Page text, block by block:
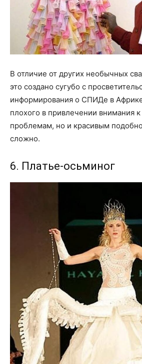
В отличие от других необычных
это создано сугубо с
информирования о СПИДе в
плохого в привлечении внимания
проблемам, но и красивым
сложно.
6. Платье-осьминог